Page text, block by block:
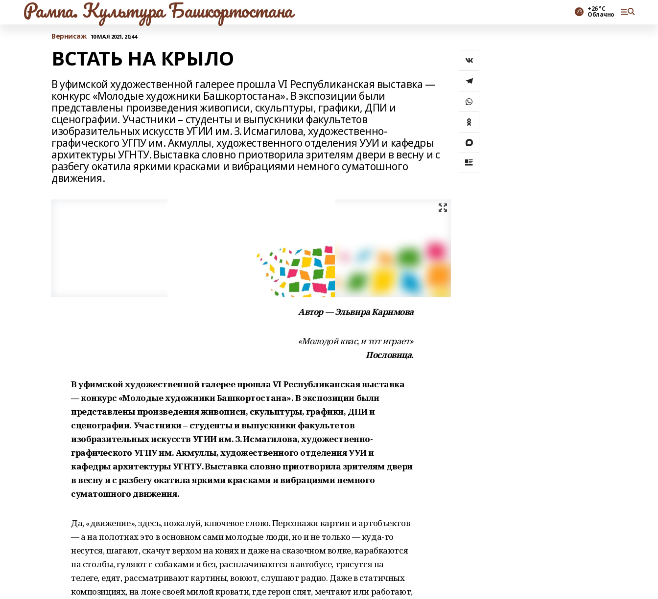
Рампа. Культура Башкортостана +26 °С
Облачно
Вернисаж 10 МАЯ 2021, 20:44
ВСТАТЬ НА КРЫЛО
В уфимской художественной галерее прошла VI Республиканская выставка —
конкурс «Молодые художники Башкортостана». В экспозиции были
представлены произведения живописи, скульптуры, графики, ДПИ и
сценографии. Участники – студенты и выпускники факультетов
изобразительных искусств УГИИ им. З. Исмагилова, художественно-
графического УГПУ им. Акмуллы, художественного отделения УУИ и кафедры
архитектуры УГНТУ. Выставка словно приотворила зрителям двери в весну и с
разбегу окатила яркими красками и вибрациями немного суматошного
движения.
Автор — Эльвира Каримова
«Молодой квас, и тот играет»
Пословица.
В уфимской художественной галерее прошла VI Республиканская выставка
— конкурс «Молодые художники Башкортостана». В экспозиции были
представлены произведения живописи, скульптуры, графики, ДПИ и
сценографии. Участники – студенты и выпускники факультетов
изобразительных искусств УГИИ им. З. Исмагилова, художественно-
графического УГПУ им. Акмуллы, художественного отделения УУИ и
кафедры архитектуры УГНТУ. Выставка словно приотворила зрителям двери
в весну и с разбегу окатила яркими красками и вибрациями немного
суматошного движения.
Да, «движение», здесь, пожалуй, ключевое слово. Персонажи картин и артобъектов
— а на полотнах это в основном сами молодые люди, но и не только — куда-то
несутся, шагают, скачут верхом на конях и даже на сказочном волке, карабкаются
на столбы, гуляют с собаками и без, расплачиваются в автобусе, трясутся на
телеге, едят, рассматривают картины, воюют, слушают радио. Даже в статичных
композициях, на лоне своей милой кровати, где герои спят, мечтают или работают,